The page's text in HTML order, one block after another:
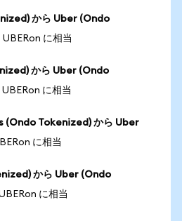
から Uber (Ondo
に相当
から Uber (Ondo
に相当
(Ondo Tokenized) から Uber
に相当
から Uber (Ondo
に相当